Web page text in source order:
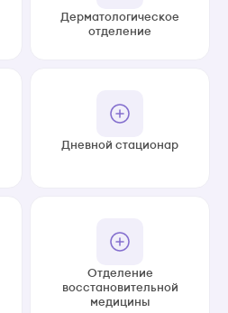
Дерматологическое
отделение
Дневной стационар
Отделение
восстановительной
медицины